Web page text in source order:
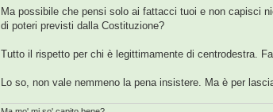
Ma possibile che pensi solo ai fattacci tuoi e non capisci
di poteri previsti dalla Costituzione?
Tutto il rispetto per chi è legittimamente di centrodestra.
Lo so, non vale nemmeno la pena insistere. Ma è per